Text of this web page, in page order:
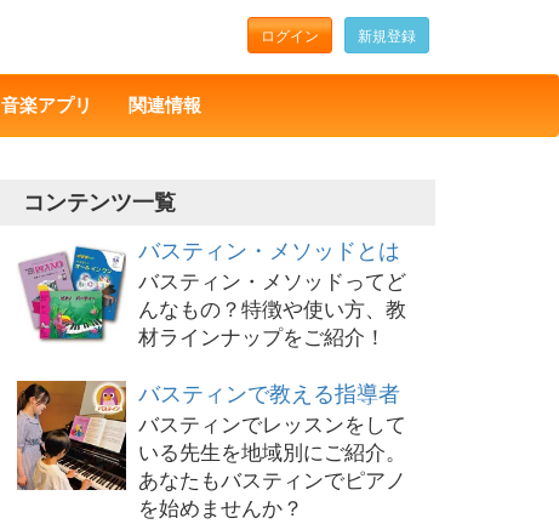
ログイン 新規登録
音楽アプリ 関連情報
コンテンツ一覧
バスティン・メソッドとは
バスティン・メソッドってど
んなもの？特徴や使い方、教
材ラインナップをご紹介！
バスティンで教える指導者
バスティンでレッスンをして
いる先生を地域別にご紹介。
あなたもバスティンでピアノ
を始めませんか？